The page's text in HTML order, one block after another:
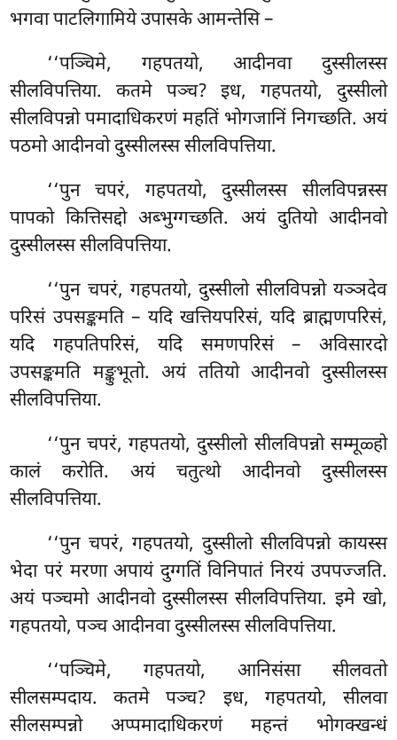
भगवा पाटलिगामिये उपासके आमन्तेसि –
‘‘पञ्चिमे, गहपतयो, आदीनवा दुस्सीलस्स
सीलविपत्तिया. कतमे पञ्च? इध, गहपतयो, दुस्सीलो
सीलविपन्नो पमादाधिकरणं महतिं भोगजानिं निगच्छति. अयं
पठमो आदीनवो दुस्सीलस्स सीलविपत्तिया.
‘‘पुन चपरं, गहपतयो, दुस्सीलस्स सीलविपन्नस्स
पापको कित्तिसद्दो अब्भुग्गच्छति. अयं दुतियो आदीनवो
दुस्सीलस्स सीलविपत्तिया.
‘‘पुन चपरं, गहपतयो, दुस्सीलो सीलविपन्नो यञ्ञदेव
परिसं उपसङ्कमति – यदि खत्तियपरिसं, यदि ब्राह्मणपरिसं,
यदि गहपतिपरिसं, यदि समणपरिसं – अविसारदो
उपसङ्कमति मङ्कुभूतो. अयं ततियो आदीनवो दुस्सीलस्स
सीलविपत्तिया.
‘‘पुनचपरं, गहपतयो, दुस्सीलो सीलविपन्नो सम्मूळ्हो
कालं करोति. अयं चतुत्थो आदीनवो दुस्सीलस्स
सीलविपत्तिया.
‘‘पुन चपरं, गहपतयो, दुस्सीलो सीलविपन्नो कायस्स
भेदा परं मरणा अपायं दुग्गतिं विनिपातं निरयं उपपज्जति.
अयं पञ्चमो आदीनवो दुस्सीलस्स सीलविपत्तिया. इमे खो,
गहपतयो, पञ्च आदीनवा दुस्सीलस्स सीलविपत्तिया.
‘‘पञ्चिमे, गहपतयो, आनिसंसा सीलवतो
सीलसम्पदाय. कतमे पञ्च? इध, गहपतयो, सीलवा
सीलसम्पन्नो अप्पमादाधिकरणं महन्तं भोगक्खन्धं